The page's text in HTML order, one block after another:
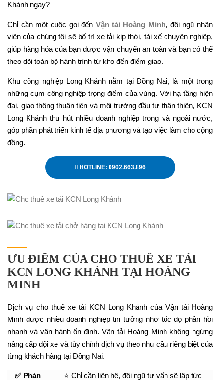
Khánh ngay?
Chỉ cần một cuộc gọi đến Vận tải Hoàng Minh, đội ngũ nhân
viên của chúng tôi sẽ bố trí xe tải kịp thời, tài xế chuyên nghiệp,
giúp hàng hóa của bạn được vận chuyển an toàn và bạn có thể
theo dõi toàn bộ hành trình từ kho đến điểm giao.
Khu công nghiệp Long Khánh nằm tại Đồng Nai, là một trong
những cụm công nghiệp trọng điểm của vùng. Với hạ tầng hiện
đại, giao thông thuận tiện và môi trường đầu tư thân thiện, KCN
Long Khánh thu hút nhiều doanh nghiệp trong và ngoài nước,
góp phần phát triển kinh tế địa phương và tạo việc làm cho cộng
đồng.
HOTLINE: 0902.663.896
ƯU ĐIỂM CỦA CHO THUÊ XE TẢI
KCN LONG KHÁNH TẠI HOÀNG
MINH
Dịch vụ cho thuê xe tải KCN Long Khánh của Vận tải Hoàng
Minh được nhiều doanh nghiệp tin tưởng nhờ tốc độ phản hồi
nhanh và vận hành ổn định. Vận tải Hoàng Minh không ngừng
nâng cấp đội xe và tùy chỉnh dịch vụ theo nhu cầu riêng biệt của
từng khách hàng tại Đồng Nai.
✅ Phản
⭐ Chỉ cần liên hệ, đội ngũ tư vấn sẽ lập tức